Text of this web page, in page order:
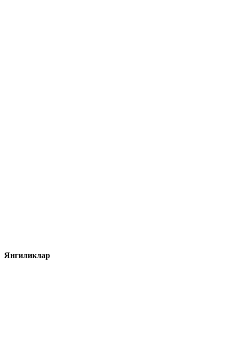
Янгиликлар